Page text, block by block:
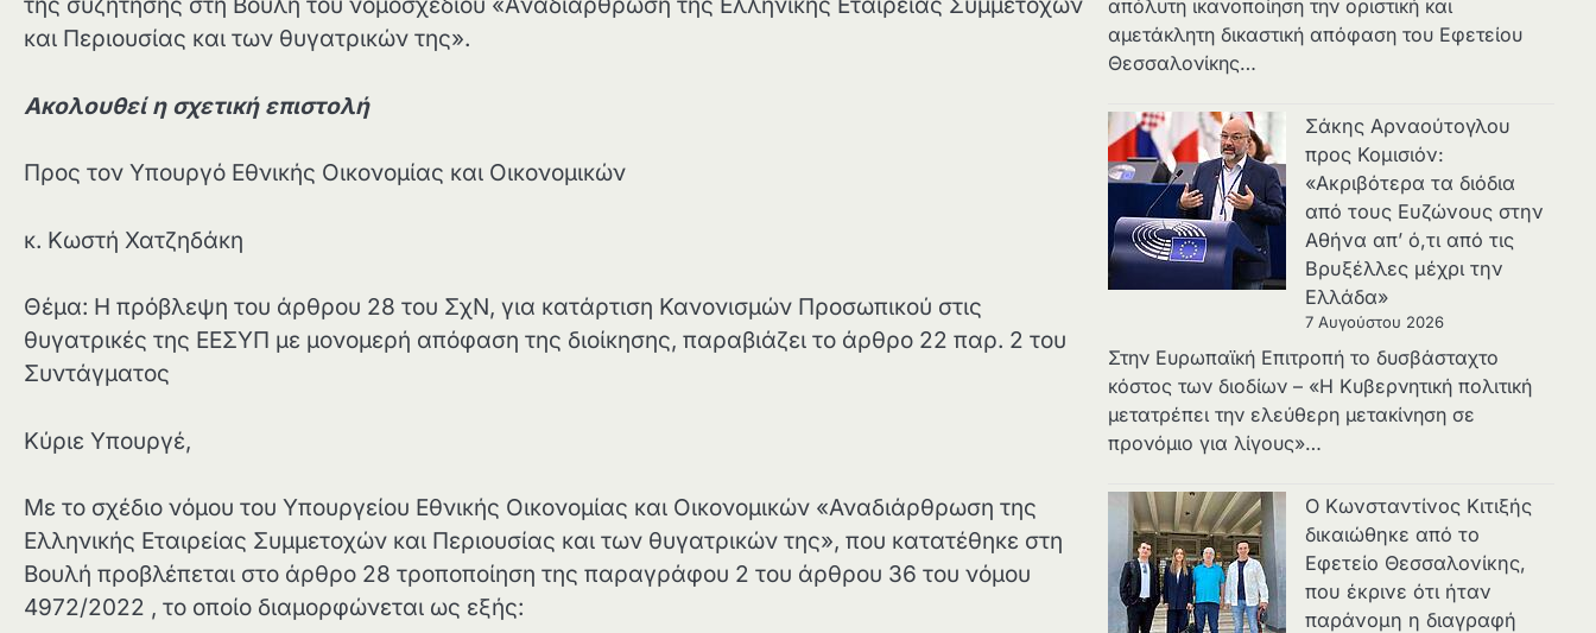
και Περιουσίας και των θυγατρικών της».
Ακολουθεί η σχετική επιστολή
Προς τον Υπουργό Εθνικής Οικονομίας και Οικονομικών
κ. Κωστή Χατζηδάκη
Θέμα: Η πρόβλεψη του άρθρου 28 του ΣχΝ, για κατάρτιση Κανονισμών Προσωπικού στις
θυγατρικές της ΕΕΣΥΠ με μονομερή απόφαση της διοίκησης, παραβιάζει το άρθρο 22 παρ. 2 του
Συντάγματος
Κύριε Υπουργέ,
Με το σχέδιο νόμου του Υπουργείου Εθνικής Οικονομίας και Οικονομικών «Αναδιάρθρωση της
Ελληνικής Εταιρείας Συμμετοχών και Περιουσίας και των θυγατρικών της», που κατατέθηκε στη
Βουλή προβλέπεται στο άρθρο 28 τροποποίηση της παραγράφου 2 του άρθρου 36 του νόμου
4972/2022 , το οποίο διαμορφώνεται ως εξής:
απόλυτη ικανοποίηση την οριστική και
αμετάκλητη δικαστική απόφαση του Εφετείου
Θεσσαλονίκης…
Σάκης Αρναούτογλου
προς Κομισιόν:
«Ακριβότερα τα διόδια
από τους Ευζώνους στην
Αθήνα απ’ ό,τι από τις
Βρυξέλλες μέχρι την
Ελλάδα»
7 Αυγούστου 2026
Στην Ευρωπαϊκή Επιτροπή το δυσβάσταχτο
κόστος των διοδίων – «Η Κυβερνητική πολιτική
μετατρέπει την ελεύθερη μετακίνηση σε
προνόμιο για λίγους»…
Ο Κωνσταντίνος Κιτιξής
δικαιώθηκε από το
Εφετείο Θεσσαλονίκης,
που έκρινε ότι ήταν
παράνομη η διαγραφή